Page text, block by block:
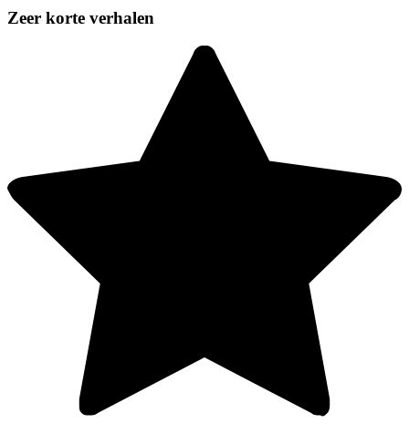
Zeer korte verhalen